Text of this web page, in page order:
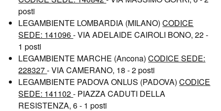
posti
LEGAMBIENTE LOMBARDIA (MILANO)CODICE
SEDE: 141096- VIA ADELAIDE CAIROLI BONO, 22 -
1 posti
LEGAMBIENTE MARCHE (Ancona)CODICE SEDE:
228327- VIA CAMERANO, 18 - 2 posti
LEGAMBIENTE PADOVA ONLUS (PADOVA)CODICE
SEDE: 141102- PIAZZA CADUTI DELLA
RESISTENZA, 6 - 1 posti